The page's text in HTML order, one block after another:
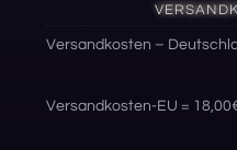
Versandkosten –
Versandkosten-EU =